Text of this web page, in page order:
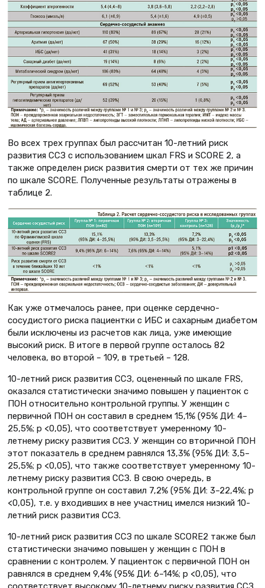
Во всех трех группах был рассчитан 10-летний риск
развития ССЗ с использованием шкал FRS и SCORE 2, а
также определен риск развития смерти от тех же причин
по шкале SCORE. Полученные результаты отражены в
таблице 2.
Как уже отмечалось ранее, при оценке сердечно-
сосудистого риска пациентки с ИБС и сахарным диабетом
были исключены из расчетов как лица, уже имеющие
высокий риск. В итоге в первой группе осталось 82
человека, во второй – 109, в третьей – 128.
10-летний риск развития ССЗ, оцененный по шкале FRS,
оказался статистически значимо повышен у пациенток с
ПОН относительно контрольной группы. У женщин с
первичной ПОН он составил в среднем 15,1% (95% ДИ: 4–
25,5%; p <0,05), что соответствует умеренному 10-
летнему риску развития ССЗ. У женщин со вторичной ПОН
этот показатель в среднем равнялся 13,3% (95% ДИ: 3,5–
25,5%; p <0,05), что также соответствует умеренному 10-
летнему риску развития ССЗ. В свою очередь, в
контрольной группе он составил 7,2% (95% ДИ: 3–22,4%; p
<0,05), т.е. у входивших в нее участниц имелся низкий 10-
летний риск развития ССЗ.
10-летний риск развития ССЗ по шкале SCORE2 также был
статистически значимо повышен у женщин с ПОН в
сравнении с контролем. У пациенток с первичной ПОН он
равнялся в среднем 9,4% (95% ДИ: 6–14%; p <0,05), что